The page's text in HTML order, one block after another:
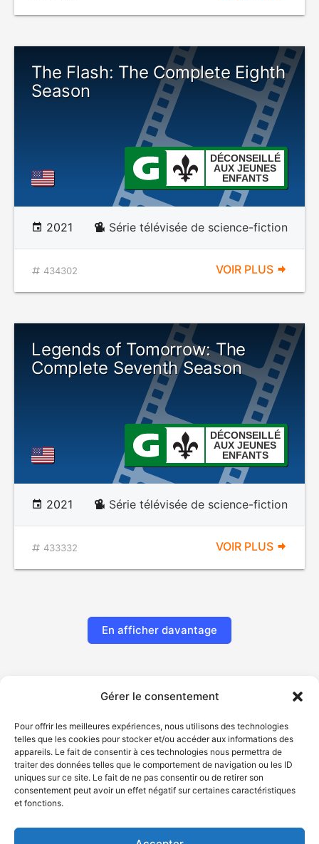
Gérer le consentement
Pour offrir les meilleures expériences, nous utilisons des technologies
telles que les cookies pour stocker et/ou accéder aux informations des
appareils. Le fait de consentir à ces technologies nous permettra de
traiter des données telles que le comportement de navigation ou les ID
uniques sur ce site. Le fait de ne pas consentir ou de retirer son
consentement peut avoir un effet négatif sur certaines caractéristiques
et fonctions.
The Flash: The Complete Eighth
Season
DÉCONSEILLÉ
AUX JEUNES
ENFANTS
2021 Série télévisée de science-fiction
434302 VOIR PLUS
Legends of Tomorrow: The
Complete Seventh Season
DÉCONSEILLÉ
AUX JEUNES
ENFANTS
2021 Série télévisée de science-fiction
433332 VOIR PLUS
En afficher davantage
© Gouvernement du Québec, 2026
Plan du site